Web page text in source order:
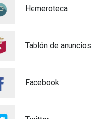
Cultura 03/08/2026
PAELLAS 2026
Bono Cultural Joven 2026:
Hemeroteca
Tablón de anuncios
Facebook